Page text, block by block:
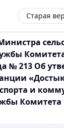
Старая
№ 213 Об
и